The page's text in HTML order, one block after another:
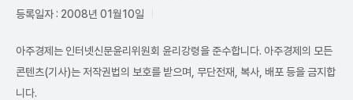
등록일자 : 2008년 01월10일
아주경제는 인터넷신문윤리위원회 윤리강령을 준수합니다. 아주경제의 모든
콘텐츠(기사)는 저작권법의 보호를 받으며, 무단전재, 복사, 배포 등을 금지합
니다.